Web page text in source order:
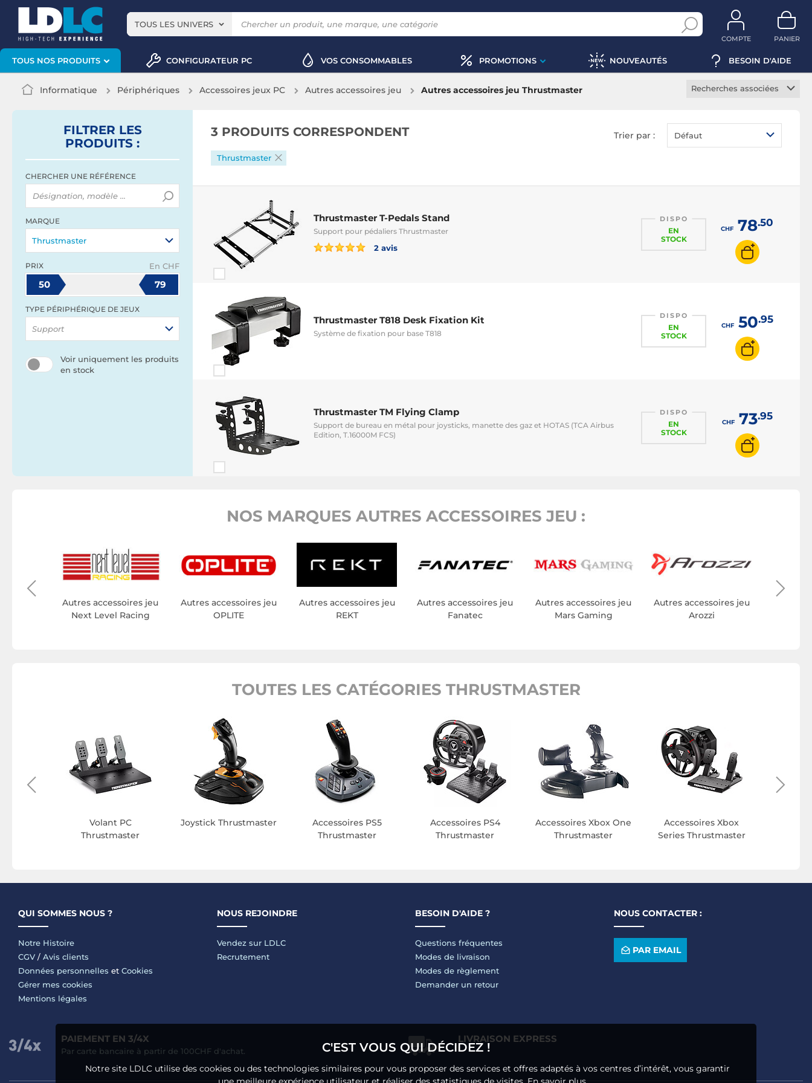
TOUS LES UNIVERS
COMPTE PANIER
TOUS NOS PRODUITS CONFIGURATEUR PC VOS CONSOMMABLES PROMOTIONS NOUVEAUTÉS BESOIN D'AIDE
Informatique Périphériques Accessoires jeux PC Autres accessoires jeu Autres accessoires jeu Thrustmaster
Recherches associées
Support de casque
FILTRER LES
PRODUITS :
CHERCHER UNE RÉFÉRENCE
MARQUE
Thrustmaster
PRIX En CHF
50 79
TYPE PÉRIPHÉRIQUE DE JEUX
Support
Voir uniquement les produits
en stock
3 PRODUITS CORRESPONDENT Trier par : Défaut
Thrustmaster
Thrustmaster T-Pedals Stand
Support pour pédaliers Thrustmaster
2 avis
DISPO
EN
STOCK
CHF78.50
Thrustmaster T818 Desk Fixation Kit
Système de fixation pour base T818
DISPO
EN
STOCK
CHF50.95
Thrustmaster TM Flying Clamp
Support de bureau en métal pour joysticks, manette des gaz et HOTAS (TCA Airbus
Edition, T.16000M FCS)
DISPO
EN
STOCK
CHF73.95
NOS MARQUES AUTRES ACCESSOIRES JEU :
Autres accessoires jeu
Next Level Racing
Autres accessoires jeu
OPLITE
Autres accessoires jeu
REKT
Autres accessoires jeu
Fanatec
Autres accessoires jeu
Mars Gaming
Autres accessoires jeu
Arozzi
TOUTES LES CATÉGORIES THRUSTMASTER
Volant PC
Thrustmaster
Joystick Thrustmaster
Accessoires PS5
Thrustmaster
Accessoires PS4
Thrustmaster
Accessoires Xbox One
Thrustmaster
Accessoires Xbox
Series Thrustmaster
QUI SOMMES NOUS ?
Notre Histoire
CGV / Avis clients
Données personnelles et Cookies
Gérer mes cookies
Mentions légales
NOUS REJOINDRE
Vendez sur LDLC
Recrutement
BESOIN D'AIDE ?
Questions fréquentes
Modes de livraison
Modes de règlement
Demander un retour
NOUS CONTACTER :
PAR EMAIL
PAIEMENT EN 3/4X
Par carte bancaire à partir de 100CHF d'achat.
LIVRAISON EXPRESS
C'EST VOUS QUI DÉCIDEZ !
Notre site LDLC utilise des cookies ou des technologies similaires pour vous proposer des services et offres adaptés à vos centres d’intérêt, vous garantir